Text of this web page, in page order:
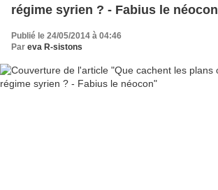
régime syrien ? - Fabius le néocon
Publié le 24/05/2014 à 04:46
Par eva R-sistons